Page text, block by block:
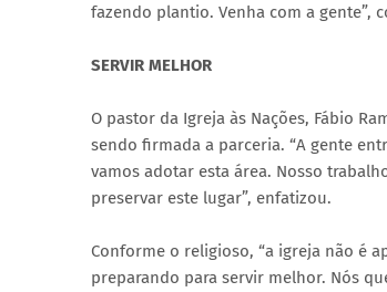
fazendo plantio. Venha com a gente”,
SERVIR MELHOR
O pastor da Igreja às Nações, Fábio
sendo firmada a parceria. “A gente
vamos adotar esta área. Nosso
preservar este lugar”, enfatizou.
Conforme o religioso, “a igreja não é
preparando para servir melhor. Nós